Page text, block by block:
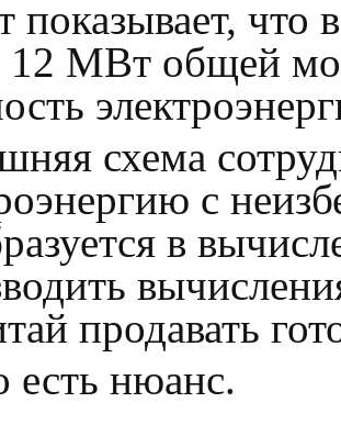
показывает,
12 МВт общей
схема
с
в
продавать
есть нюанс.